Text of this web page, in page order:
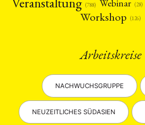
(788) Webinar (28)
Workshop (126)
Arbeitskreise
NACHWUCHSGRUPPE
NEUZEITLICHES SÜDASIEN